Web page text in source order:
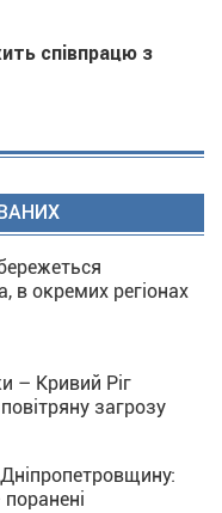
співпрацю з
в окремих регіонах
– Кривий Ріг
загрозу